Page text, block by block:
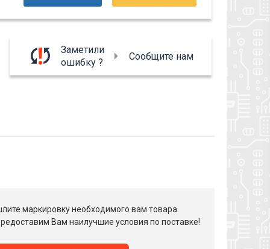
Заметили
ошибку ?
Сообщите нам
маркировку необходимого вам товара.
Вам наилучшие условия по поставке!